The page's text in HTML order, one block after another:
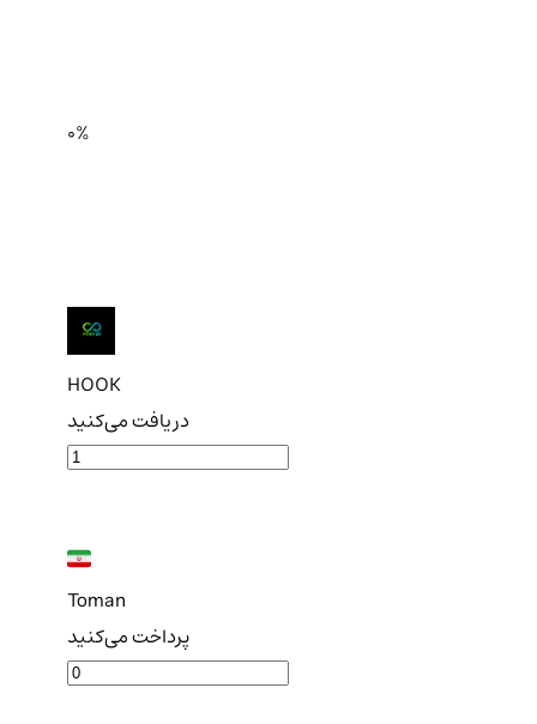
0%
HOOK
دریافت می‌کنید
Toman
پرداخت می‌کنید